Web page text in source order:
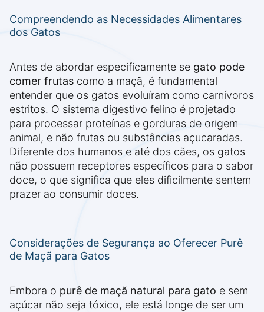
Compreendendo as Necessidades Alimentares
dos Gatos
Antes de abordar especificamente se gato pode
comer frutas como a maçã, é fundamental
entender que os gatos evoluíram como carnívoros
estritos. O sistema digestivo felino é projetado
para processar proteínas e gorduras de origem
animal, e não frutas ou substâncias açucaradas.
Diferente dos humanos e até dos cães, os gatos
não possuem receptores específicos para o sabor
doce, o que significa que eles dificilmente sentem
prazer ao consumir doces.
Considerações de Segurança ao Oferecer Purê
de Maçã para Gatos
Embora o purê de maçã natural para gato e sem
açúcar não seja tóxico, ele está longe de ser um